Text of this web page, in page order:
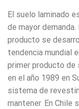
El suelo laminado
de mayor
producto se
tendencia mundial
primer producto de
en el año 1989 en
sistema de
mantener. En Chile